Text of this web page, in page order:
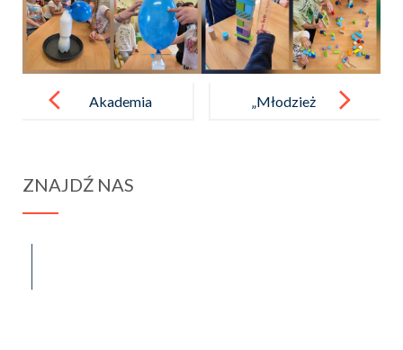
navigation
Akademia
Konstytucji 3
„Młodzież
ZNAJDŹ NAS